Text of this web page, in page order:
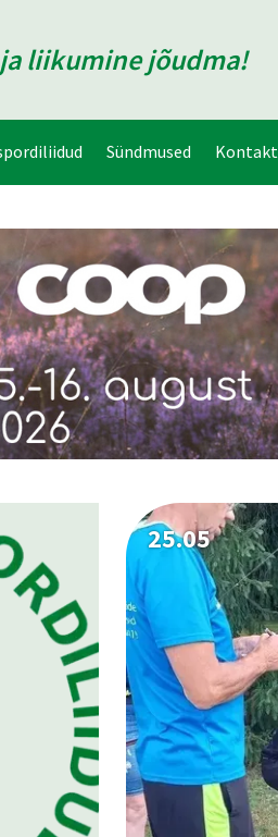
liikumine jõudma!
Sündmused Kontakt
25.05